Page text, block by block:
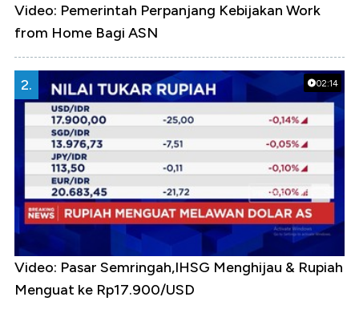
Video: Pemerintah Perpanjang Kebijakan Work
from Home Bagi ASN
02:14
2.
Video: Pasar Semringah,IHSG Menghijau & Rupiah
Menguat ke Rp17.900/USD